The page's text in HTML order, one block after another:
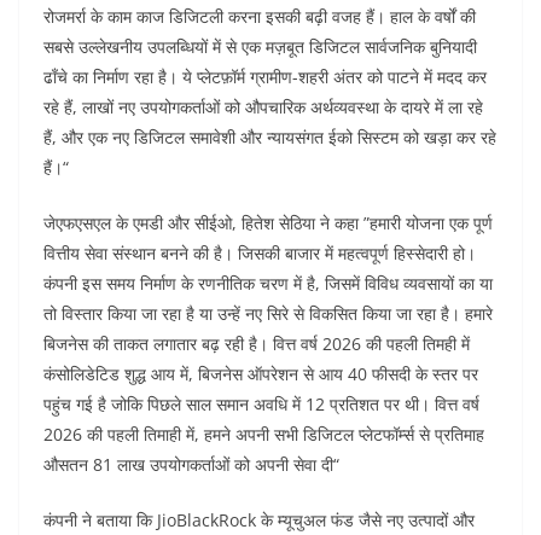
रोजमर्रा के काम काज डिजिटली करना इसकी बढ़ी वजह हैं। हाल के वर्षों की
सबसे उल्लेखनीय उपलब्धियों में से एक मज़बूत डिजिटल सार्वजनिक बुनियादी
ढाँचे का निर्माण रहा है। ये प्लेटफ़ॉर्म ग्रामीण-शहरी अंतर को पाटने में मदद कर
रहे हैं, लाखों नए उपयोगकर्ताओं को औपचारिक अर्थव्यवस्था के दायरे में ला रहे
हैं, और एक नए डिजिटल समावेशी और न्यायसंगत ईको सिस्टम को खड़ा कर रहे
हैं।“
जेएफएसएल के एमडी और सीईओ, हितेश सेठिया ने कहा ”हमारी योजना एक पूर्ण
वित्तीय सेवा संस्थान बनने की है। जिसकी बाजार में महत्वपूर्ण हिस्सेदारी हो।
कंपनी इस समय निर्माण के रणनीतिक चरण में है, जिसमें विविध व्यवसायों का या
तो विस्तार किया जा रहा है या उन्हें नए सिरे से विकसित किया जा रहा है। हमारे
बिजनेस की ताकत लगातार बढ़ रही है। वित्त वर्ष 2026 की पहली तिमही में
कंसोलिडेटिड शुद्ध आय में, बिजनेस ऑपरेशन से आय 40 फीसदी के स्तर पर
पहुंच गई है जोकि पिछले साल समान अवधि में 12 प्रतिशत पर थी। वित्त वर्ष
2026 की पहली तिमाही में, हमने अपनी सभी डिजिटल प्लेटफॉर्म्स से प्रतिमाह
औसतन 81 लाख उपयोगकर्ताओं को अपनी सेवा दी“
कंपनी ने बताया कि JioBlackRock के म्यूचुअल फंड जैसे नए उत्पादों और